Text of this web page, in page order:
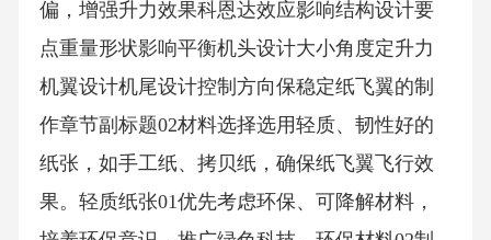
偏，增强升力效果科恩达效应影响结构设计要
点重量形状影响平衡机头设计大小角度定升力
机翼设计机尾设计控制方向保稳定纸飞翼的制
作章节副标题02材料选择选用轻质、韧性好的
纸张，如手工纸、拷贝纸，确保纸飞翼飞行效
果。轻质纸张01优先考虑环保、可降解材料，